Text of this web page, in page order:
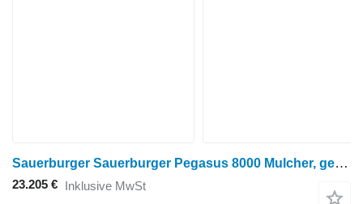
Sauerburger Sauerburger Pegasus 8000 Mulcher, gezogen
23.205 € Inklusive MwSt